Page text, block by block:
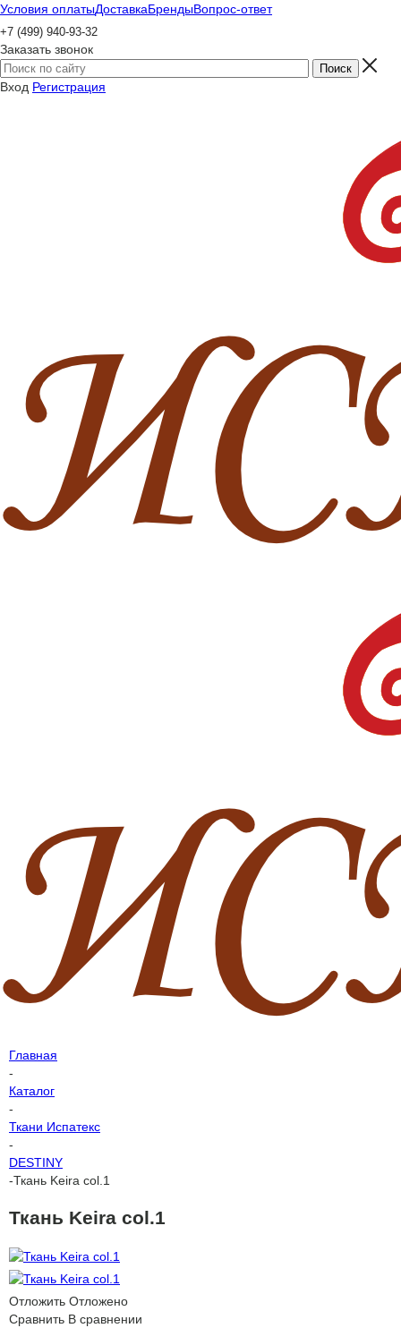
Условия оплатыДоставкаБрендыВопрос-ответ
+7 (499) 940-93-32
Заказать звонок
Вход Регистрация
Главная
-
Каталог
-
Ткани Испатекс
-
DESTINY
-Ткань Keira col.1
Ткань Keira col.1
Отложить Отложено
Сравнить В сравнении